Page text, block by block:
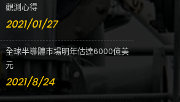
觀測心得
2021/01/27
全球半導體市場明年估達6000億美
元
2021/8/24